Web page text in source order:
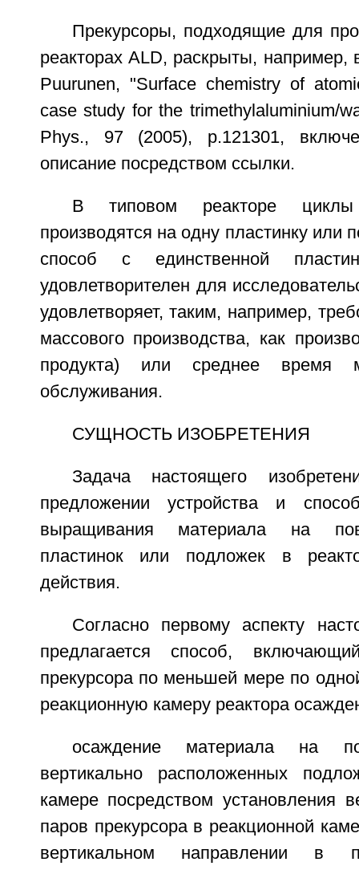
Прекурсоры, подходящие для
реакторах ALD, раскрыты, например,
Puurunen, "Surface chemistry of
case study for the trimethylaluminium/
Phys., 97 (2005), p.121301,
описание посредством ссылки.
В типовом реакторе
производятся на одну пластинку или
способ с единственной
удовлетворителен для
удовлетворяет, таким, например,
массового производства, как
продукта) или среднее время
обслуживания.
СУЩНОСТЬ ИЗОБРЕТЕНИЯ
Задача настоящего
предложении устройства и
выращивания материала на
пластинок или подложек в
действия.
Согласно первому аспекту
предлагается способ,
прекурсора по меньшей мере по
реакционную камеру реактора
осаждение материала на
вертикально расположенных
камере посредством установления
паров прекурсора в реакционной
вертикальном направлении в